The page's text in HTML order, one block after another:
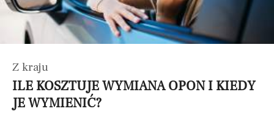
Z kraju
ILE KOSZTUJE WYMIANA OPON I KIEDY
JE WYMIENIĆ?